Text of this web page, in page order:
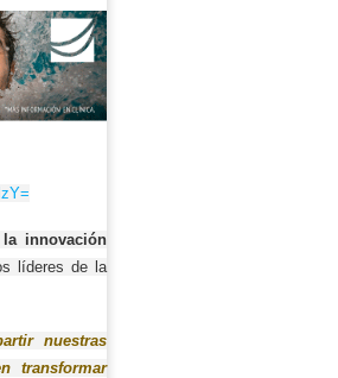
innovación
líderes de la
nuestras
transformar